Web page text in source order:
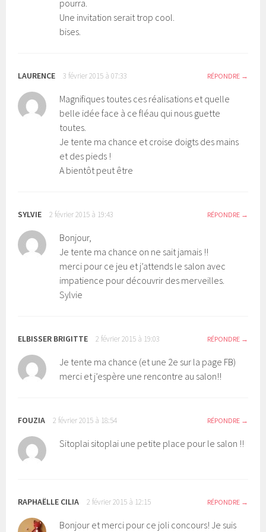
pourra.
Une invitation serait trop cool.
bises.
LAURENCE 3 février 2015 à 07:33 RÉPONDRE
Magnifiques toutes ces réalisations et quelle
belle idée face à ce fléau qui nous guette
toutes.
Je tente ma chance et croise doigts des mains
et des pieds !
A bientôt peut être
SYLVIE 2 février 2015 à 19:43 RÉPONDRE
Bonjour,
Je tente ma chance on ne sait jamais !!
merci pour ce jeu et j’attends le salon avec
impatience pour découvrir des merveilles.
Sylvie
ELBISSER BRIGITTE 2 février 2015 à 19:03 RÉPONDRE
Je tente ma chance (et une 2e sur la page FB)
merci et j’espère une rencontre au salon!!
FOUZIA 2 février 2015 à 18:54 RÉPONDRE
Sitoplai sitoplai une petite place pour le salon !!
RAPHAËLLE CILIA 2 février 2015 à 12:15 RÉPONDRE
Bonjour et merci pour ce joli concours! Je suis